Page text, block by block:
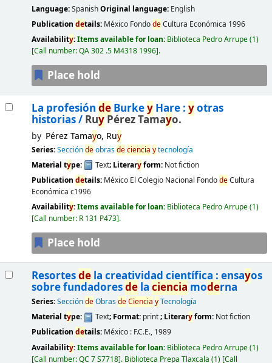
Language:SpanishOriginal language: English
Publication details: México FondodeCultura Económica 1996
Availability:Items available for loan: Biblioteca Pedro Arrupe(1)
Call number:QA 302 .5 M4318 1996 .
Place hold
La profesión deBurkeyHare : yotras
historias / RuyPérez Tamayo.
by Pérez Tamayo, Ruy
Series:Seccióndeobrasdeciencia ytecnología
Material type: Text; Literaryform: Not fiction
Publication details: México El Colegio Nacional FondodeCultura
Económica c1996
Availability:Items available for loan: Biblioteca Pedro Arrupe(1)
Call number: R 131 P473 .
Place hold
Resortesdela creatividad científica : ensayos
sobre fundadoresdela ciencia moderna
Series:SeccióndeObrasdeCiencia yTecnología
Material type: Text; Format: print; Literaryform: Not fiction
Publication details: México : F.C.E., 1989
Availability:Items available for loan: Biblioteca Pedro Arrupe(1)
Call number:QC 7 S7718 . Biblioteca Prepa Tlaxcala (1) Call